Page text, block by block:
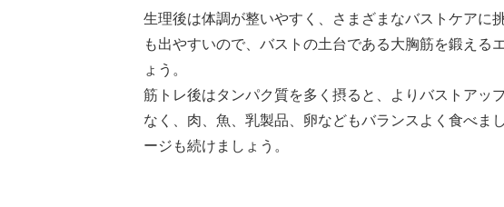
生理後は体調が整いやすく、さまざまなバストケアに
も出やすいので、バストの土台である大胸筋を鍛える
ょう。
筋トレ後はタンパク質を多く摂ると、よりバストアッ
なく、肉、魚、乳製品、卵などもバランスよく食べま
ージも続けましょう。